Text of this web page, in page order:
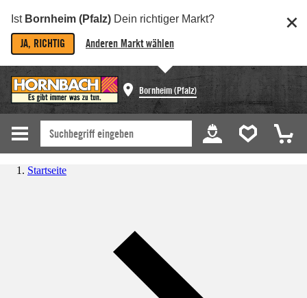
Ist Bornheim (Pfalz) Dein richtiger Markt?
JA, RICHTIG Anderen Markt wählen
Bornheim (Pfalz)
Startseite